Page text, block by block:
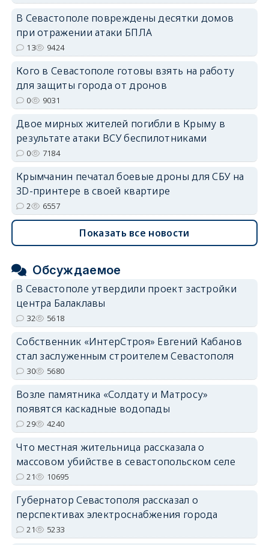
В Севастополе повреждены десятки домов
при отражении атаки БПЛА
13 9424
Кого в Севастополе готовы взять на работу
для защиты города от дронов
0 9031
Двое мирных жителей погибли в Крыму в
результате атаки ВСУ беспилотниками
0 7184
Крымчанин печатал боевые дроны для СБУ на
3D-принтере в своей квартире
2 6557
Показать все новости
Обсуждаемое
В Севастополе утвердили проект застройки
центра Балаклавы
32 5618
Собственник «ИнтерСтроя» Евгений Кабанов
стал заслуженным строителем Севастополя
30 5680
Возле памятника «Солдату и Матросу»
появятся каскадные водопады
29 4240
Что местная жительница рассказала о
массовом убийстве в севастопольском селе
21 10695
Губернатор Севастополя рассказал о
перспективах электроснабжения города
21 5233